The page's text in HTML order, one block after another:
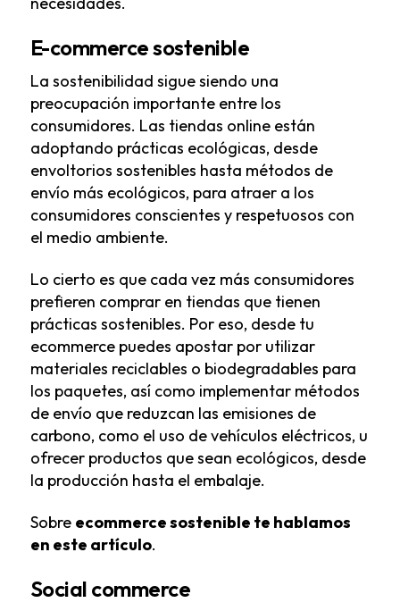
E-commerce sostenible
La sostenibilidad sigue siendo una
preocupación importante entre los
consumidores. Las tiendas online están
adoptando prácticas ecológicas, desde
envoltorios sostenibles hasta métodos de
envío más ecológicos, para atraer a los
consumidores conscientes y respetuosos con
el medio ambiente.
Lo cierto es que cada vez más consumidores
prefieren comprar en tiendas que tienen
prácticas sostenibles. Por eso, desde tu
ecommerce puedes apostar por utilizar
materiales reciclables o biodegradables para
los paquetes, así como implementar métodos
de envío que reduzcan las emisiones de
carbono, como el uso de vehículos eléctricos, u
ofrecer productos que sean ecológicos, desde
la producción hasta el embalaje.
Sobre ecommerce sostenible te hablamos
en este artículo.
Social commerce